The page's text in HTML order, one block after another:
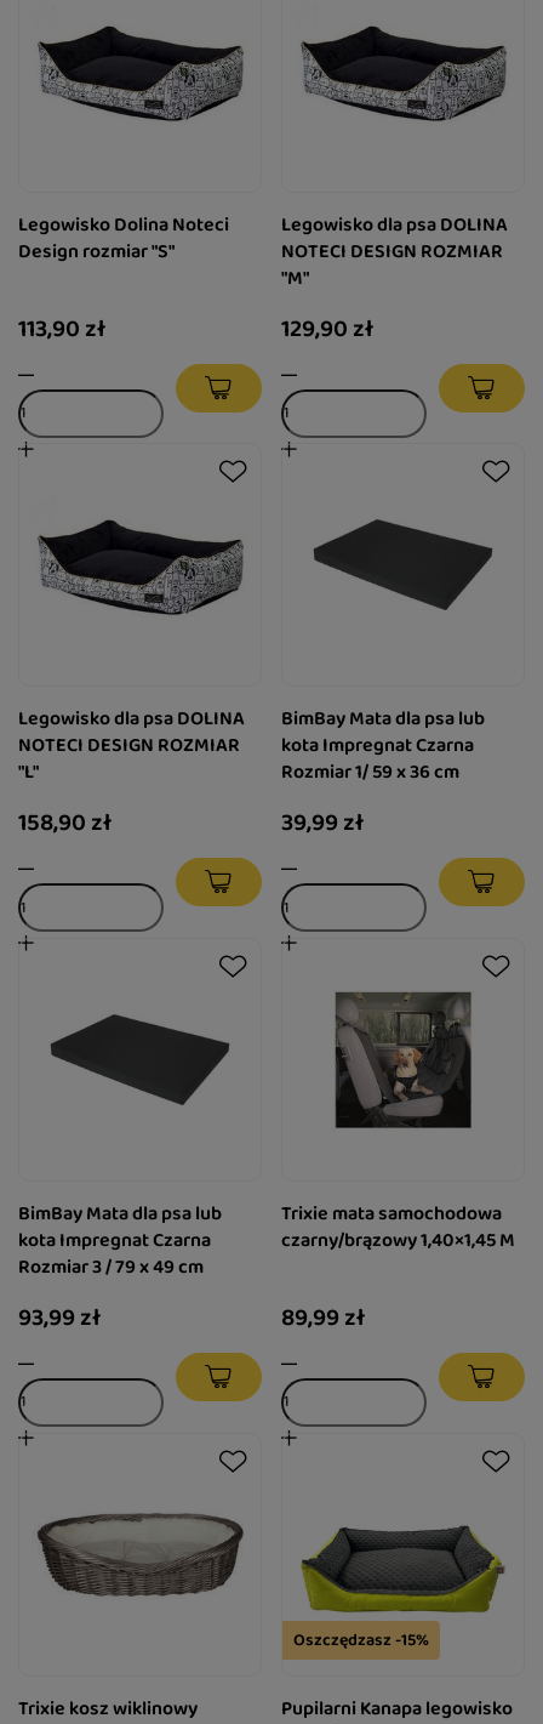
Legowisko Dolina Noteci
Design rozmiar "S"
113,90 zł
Legowisko dla psa DOLINA
NOTECI DESIGN ROZMIAR
"M"
129,90 zł
Legowisko dla psa DOLINA
NOTECI DESIGN ROZMIAR
"L"
158,90 zł
BimBay Mata dla psa lub
kota Impregnat Czarna
Rozmiar 1/ 59 x 36 cm
39,99 zł
BimBay Mata dla psa lub
kota Impregnat Czarna
Rozmiar 3 / 79 x 49 cm
93,99 zł
Trixie mata samochodowa
czarny/brązowy 1,40×1,45 M
89,99 zł
Trixie kosz wiklinowy
Oszczędzasz -15%
Pupilarni Kanapa legowisko